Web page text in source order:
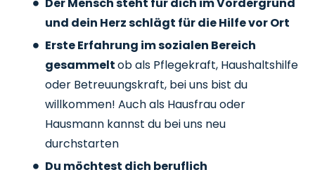
und dein Herz schlägt für die Hilfe vor Ort
Erste Erfahrung im sozialen Bereich
gesammeltob als Pflegekraft, Haushaltshilfe
oder Betreuungskraft, bei uns bist du
willkommen! Auch als Hausfrau oder
Hausmann kannst du bei uns neu
durchstarten
Du möchtest dich beruflich